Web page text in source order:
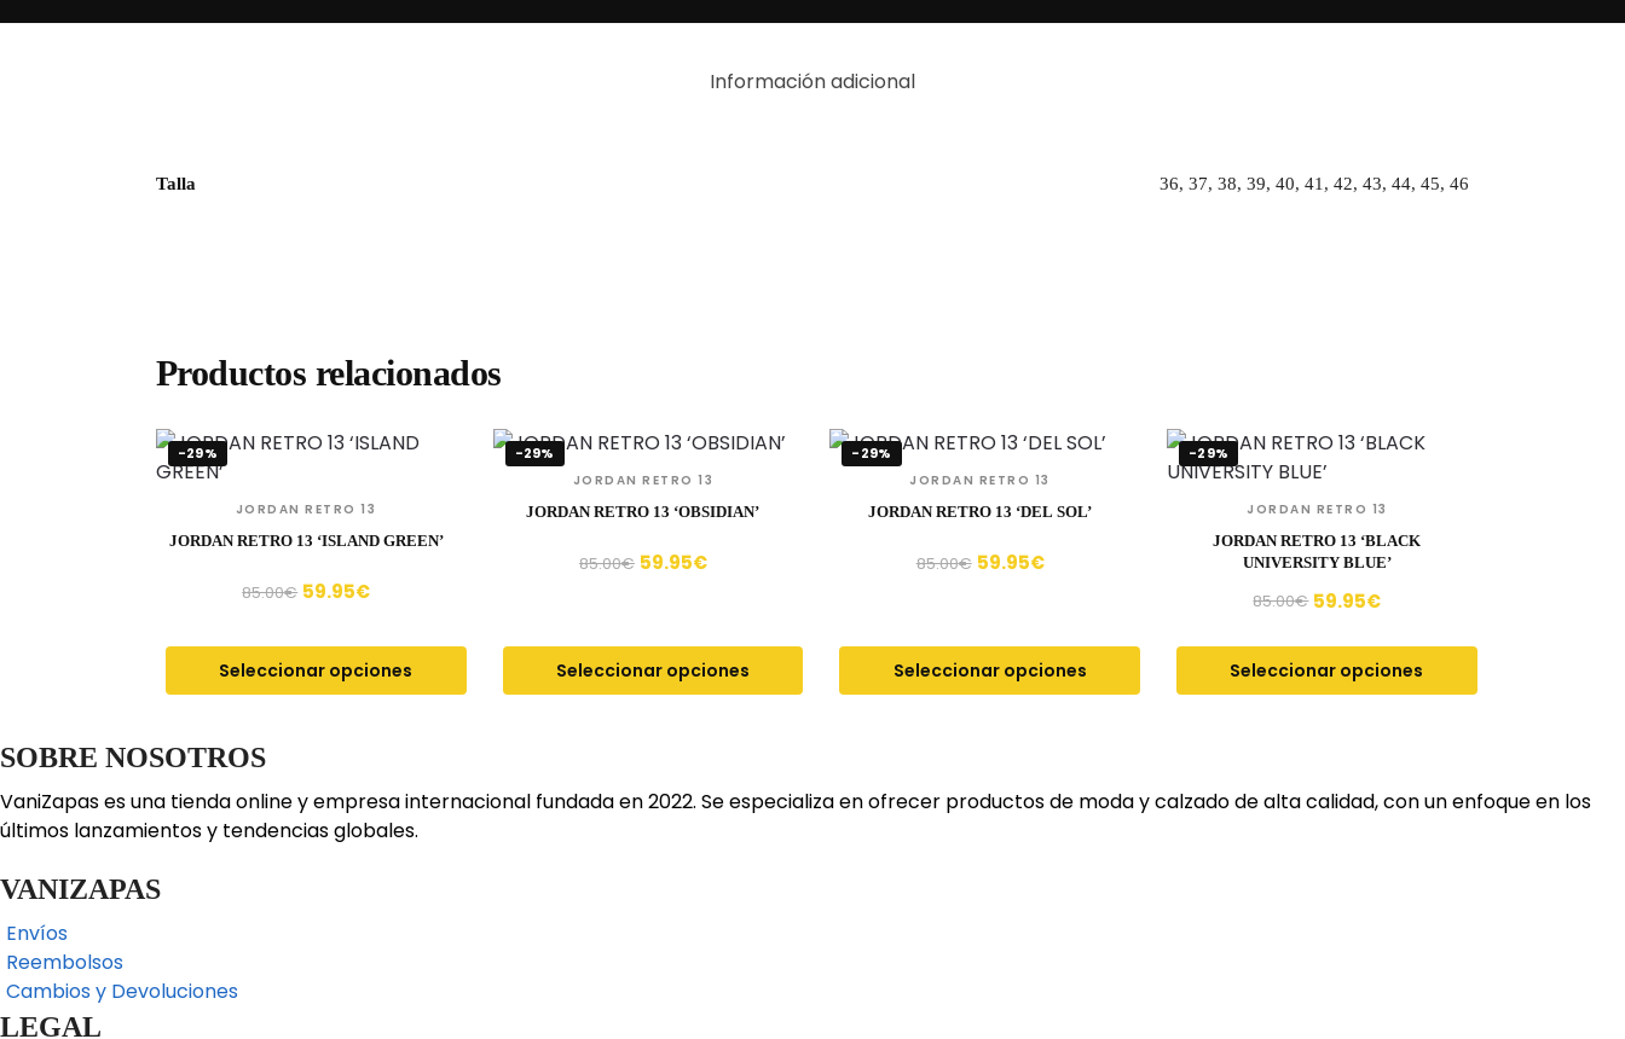
Información adicional
Talla 36, 37, 38, 39, 40, 41, 42, 43, 44, 45, 46
Productos relacionados
-29%
JORDAN RETRO 13
JORDAN RETRO 13 ‘ISLAND GREEN’
85.00€ 59.95€
Seleccionar opciones
-29%
JORDAN RETRO 13
JORDAN RETRO 13 ‘OBSIDIAN’
85.00€ 59.95€
Seleccionar opciones
-29%
JORDAN RETRO 13
JORDAN RETRO 13 ‘DEL SOL’
85.00€ 59.95€
Seleccionar opciones
-29%
JORDAN RETRO 13
JORDAN RETRO 13 ‘BLACK
UNIVERSITY BLUE’
85.00€ 59.95€
Seleccionar opciones
SOBRE NOSOTROS
VaniZapas es una tienda online y empresa internacional fundada en 2022. Se especializa en ofrecer productos de moda y calzado de alta calidad, con un enfoque en los
últimos lanzamientos y tendencias globales.
VANIZAPAS
Envíos
Reembolsos
Cambios y Devoluciones
LEGAL